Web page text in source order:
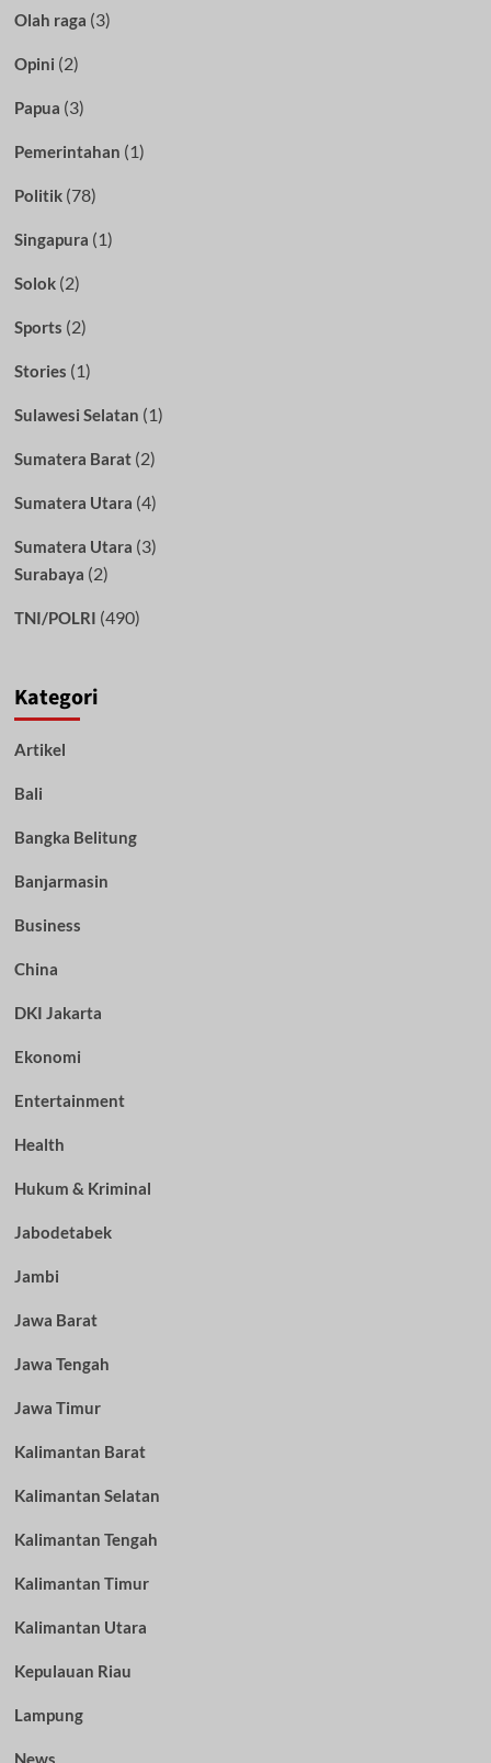
Olah raga (3)
Opini (2)
Papua (3)
Pemerintahan (1)
Politik(78)
Singapura (1)
Solok(2)
Sports (2)
Stories (1)
Sulawesi Selatan (1)
Sumatera Barat(2)
Sumatera Utara (4)
Sumatera Utara (3)
Surabaya (2)
TNI/POLRI (490)
Kategori
Artikel
Bali
Bangka Belitung
Banjarmasin
Business
China
DKI Jakarta
Ekonomi
Entertainment
Health
Hukum & Kriminal
Jabodetabek
Jambi
Jawa Barat
Jawa Tengah
Jawa Timur
Kalimantan Barat
Kalimantan Selatan
Kalimantan Tengah
Kalimantan Timur
Kalimantan Utara
Kepulauan Riau
Lampung
News